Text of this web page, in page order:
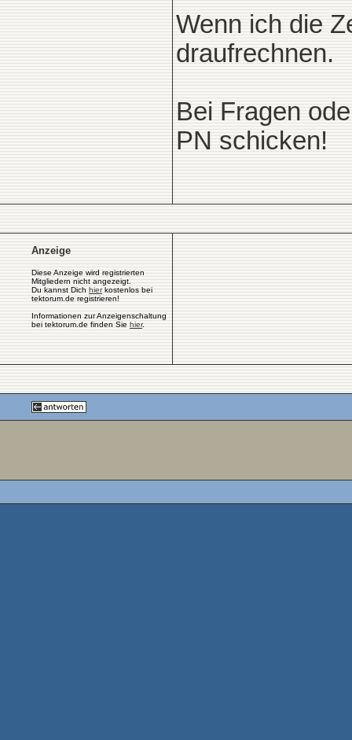
Wenn ich die
draufrechnen.
Bei Fragen
PN schicken!
Anzeige
Diese Anzeige wird registrierten
Mitgliedern nicht angezeigt.
Du kannst Dich hierkostenlos bei
tektorum.de registrieren!
Informationen zur Anzeigenschaltung
bei tektorum.de finden Sie hier.